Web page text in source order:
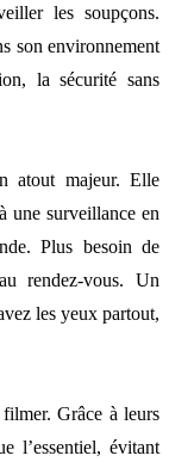
les soupçons.
son environnement
la sécurité sans
atout majeur. Elle
une surveillance en
Plus besoin de
rendez-vous. Un
les yeux partout,
Grâce à leurs
l’essentiel, évitant